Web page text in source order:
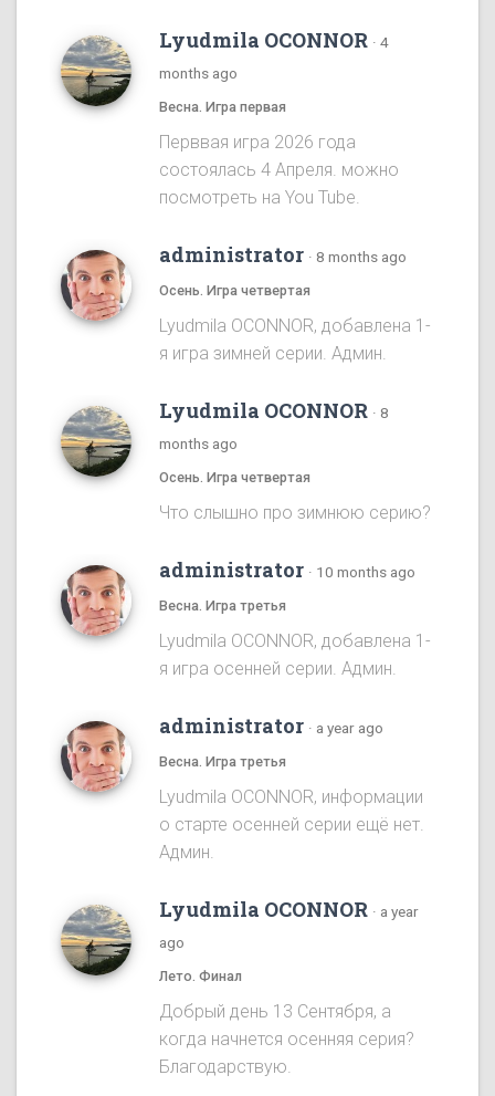
Lyudmila OCONNOR · 4
months ago
Весна. Игра первая
Перввая игра 2026 года
состоялась 4 Апреля. можно
посмотреть на You Tube.
administrator · 8 months ago
Осень. Игра четвертая
Lyudmila OCONNOR, добавлена 1-
я игра зимней серии. Админ.
Lyudmila OCONNOR · 8
months ago
Осень. Игра четвертая
Что слышно про зимнюю серию?
administrator · 10 months ago
Весна. Игра третья
Lyudmila OCONNOR, добавлена 1-
я игра осенней серии. Админ.
administrator · a year ago
Весна. Игра третья
Lyudmila OCONNOR, информации
о старте осенней серии ещё нет.
Админ.
Lyudmila OCONNOR · a year
ago
Лето. Финал
Добрый день 13 Сентября, а
когда начнется осенняя серия?
Благодарствую.